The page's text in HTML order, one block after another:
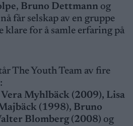
, Bruno Dettmann og
får selskap av en gruppe
klare for å samle erfaring på
The Youth Team av fire
Myhlbäck (2009), Lisa
(1998), Bruno
Blomberg (2008) og